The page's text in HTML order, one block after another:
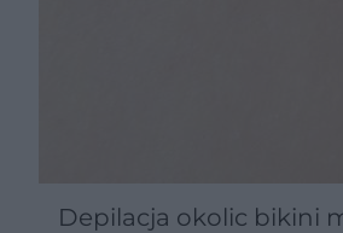
Depilacja okolic bikini